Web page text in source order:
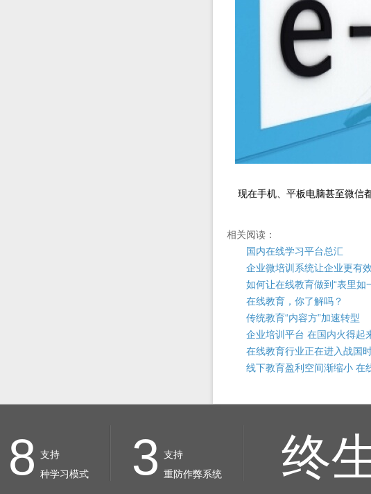
现在手机、平板电脑甚至微信
相关阅读：
国内在线学习平台总汇
企业微培训系统让企业更有
如何让在线教育做到“表里如
在线教育，你了解吗？
传统教育“内容方”加速转型
企业培训平台 在国内火得起
在线教育行业正在进入战国
线下教育盈利空间渐缩小 在
8 支持
种学习模式
3 支持
重防作弊系统
终